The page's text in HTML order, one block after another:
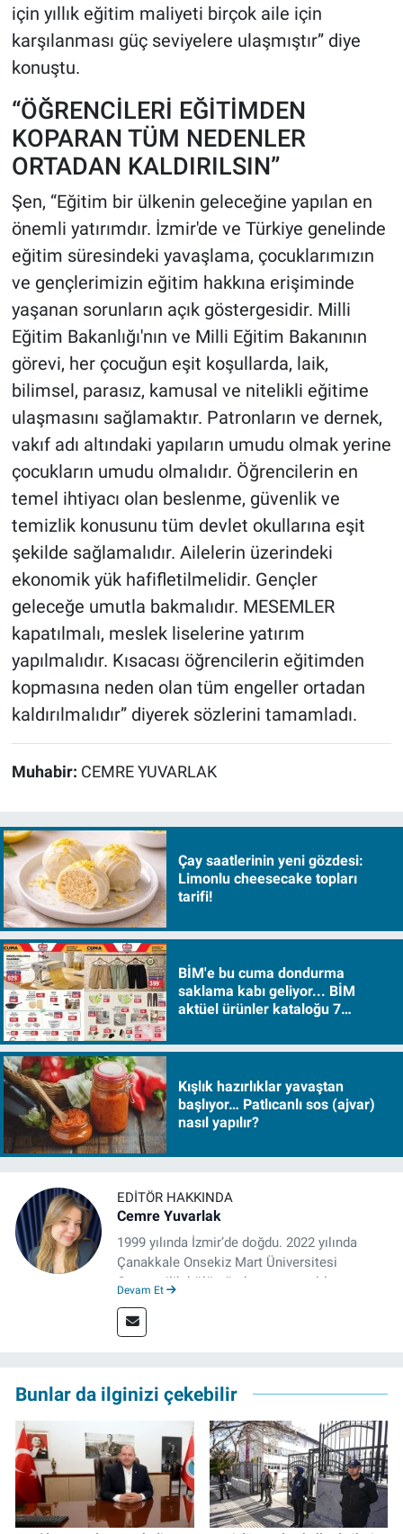
için yıllık eğitim maliyeti birçok aile için
karşılanması güç seviyelere ulaşmıştır” diye
konuştu.
“ÖĞRENCİLERİ EĞİTİMDEN
KOPARAN TÜM NEDENLER
ORTADAN KALDIRILSIN”
Şen, “Eğitim bir ülkenin geleceğine yapılan en
önemli yatırımdır. İzmir'de ve Türkiye genelinde
eğitim süresindeki yavaşlama, çocuklarımızın
ve gençlerimizin eğitim hakkına erişiminde
yaşanan sorunların açık göstergesidir. Milli
Eğitim Bakanlığı'nın ve Milli Eğitim Bakanının
görevi, her çocuğun eşit koşullarda, laik,
bilimsel, parasız, kamusal ve nitelikli eğitime
ulaşmasını sağlamaktır. Patronların ve dernek,
vakıf adı altındaki yapıların umudu olmak yerine
çocukların umudu olmalıdır. Öğrencilerin en
temel ihtiyacı olan beslenme, güvenlik ve
temizlik konusunu tüm devlet okullarına eşit
şekilde sağlamalıdır. Ailelerin üzerindeki
ekonomik yük hafifletilmelidir. Gençler
geleceğe umutla bakmalıdır. MESEMLER
kapatılmalı, meslek liselerine yatırım
yapılmalıdır. Kısacası öğrencilerin eğitimden
kopmasına neden olan tüm engeller ortadan
kaldırılmalıdır” diyerek sözlerini tamamladı.
Muhabir: CEMRE YUVARLAK
Çay saatlerinin yeni gözdesi:
Limonlu cheesecake topları
tarifi!
BİM'e bu cuma dondurma
saklama kabı geliyor... BİM
aktüel ürünler kataloğu 7
Kışlık hazırlıklar yavaştan
başlıyor… Patlıcanlı sos (ajvar)
nasıl yapılır?
EDITÖR HAKKINDA
Cemre Yuvarlak
1999 yılında İzmir’de doğdu. 2022 yılında
Çanakkale Onsekiz Mart Üniversitesi
Gazetecilik bölümünden mezun oldu.
Yüksek Lisansına devam eden gazeteci, 2022
yılında İzmir’de mesleğe başladı. Meslek
hayatına ise izgazete.net’te haber editörü
olarak devam ediyor.
Devam Et
Bunlar da ilginizi çekebilir